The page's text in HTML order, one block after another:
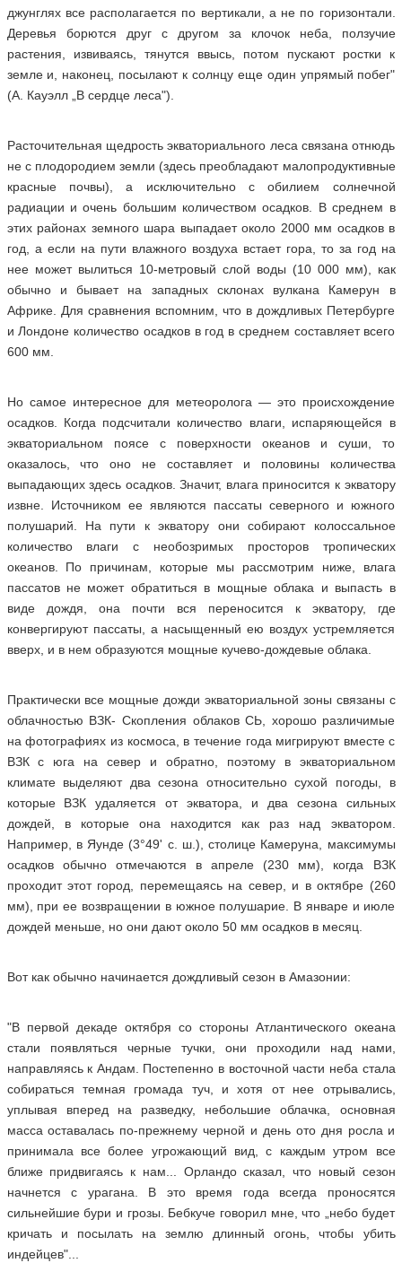
джунглях все располагается по вертикали, а не по горизонтали.
Деревья борются друг с другом за клочок неба, ползучие
растения, извиваясь, тянутся ввысь, потом пускают ростки к
земле и, наконец, посылают к солнцу еще один упрямый побег"
(А. Кауэлл „В сердце леса").
Расточительная щедрость экваториального леса связана отнюдь
не с плодородием земли (здесь преобладают малопродуктивные
красные почвы), а исключительно с обилием солнечной
радиации и очень большим количеством осадков. В среднем в
этих районах земного шара выпадает около 2000 мм осадков в
год, а если на пути влажного воздуха встает гора, то за год на
нее может вылиться 10-метровый слой воды (10 000 мм), как
обычно и бывает на западных склонах вулкана Камерун в
Африке. Для сравнения вспомним, что в дождливых Петербурге
и Лондоне количество осадков в год в среднем составляет всего
600 мм.
Но самое интересное для метеоролога — это происхождение
осадков. Когда подсчитали количество влаги, испаряющейся в
экваториальном поясе с поверхности океанов и суши, то
оказалось, что оно не составляет и половины количества
выпадающих здесь осадков. Значит, влага приносится к экватору
извне. Источником ее являются пассаты северного и южного
полушарий. На пути к экватору они собирают колоссальное
количество влаги с необозримых просторов тропических
океанов. По причинам, которые мы рассмотрим ниже, влага
пассатов не может обратиться в мощные облака и выпасть в
виде дождя, она почти вся переносится к экватору, где
конвергируют пассаты, а насыщенный ею воздух устремляется
вверх, и в нем образуются мощные кучево-дождевые облака.
Практически все мощные дожди экваториальной зоны связаны с
облачностью ВЗК- Скопления облаков СЬ, хорошо различимые
на фотографиях из космоса, в течение года мигрируют вместе с
ВЗК с юга на север и обратно, поэтому в экваториальном
климате выделяют два сезона относительно сухой погоды, в
которые ВЗК удаляется от экватора, и два сезона сильных
дождей, в которые она находится как раз над экватором.
Например, в Яунде (3°49' с. ш.), столице Камеруна, максимумы
осадков обычно отмечаются в апреле (230 мм), когда ВЗК
проходит этот город, перемещаясь на север, и в октябре (260
мм), при ее возвращении в южное полушарие. В январе и июле
дождей меньше, но они дают около 50 мм осадков в месяц.
Вот как обычно начинается дождливый сезон в Амазонии:
"В первой декаде октября со стороны Атлантического океана
стали появляться черные тучки, они проходили над нами,
направляясь к Андам. Постепенно в восточной части неба стала
собираться темная громада туч, и хотя от нее отрывались,
уплывая вперед на разведку, небольшие облачка, основная
масса оставалась по-прежнему черной и день ото дня росла и
принимала все более угрожающий вид, с каждым утром все
ближе придвигаясь к нам... Орландо сказал, что новый сезон
начнется с урагана. В это время года всегда проносятся
сильнейшие бури и грозы. Бебкуче говорил мне, что „небо будет
кричать и посылать на землю длинный огонь, чтобы убить
индейцев"...